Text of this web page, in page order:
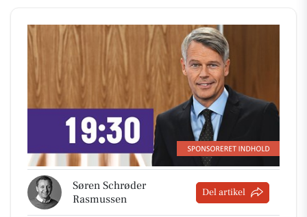
Søren Schrøder
Rasmussen
Del artikel